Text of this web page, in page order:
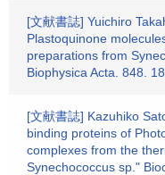
[文献書誌] Yuichiro
Plastoquinone
preparations from
Biophysica Acta. 848.
[文献書誌] Kazuhiko
binding proteins of
complexes from the
Synechococcus sp."